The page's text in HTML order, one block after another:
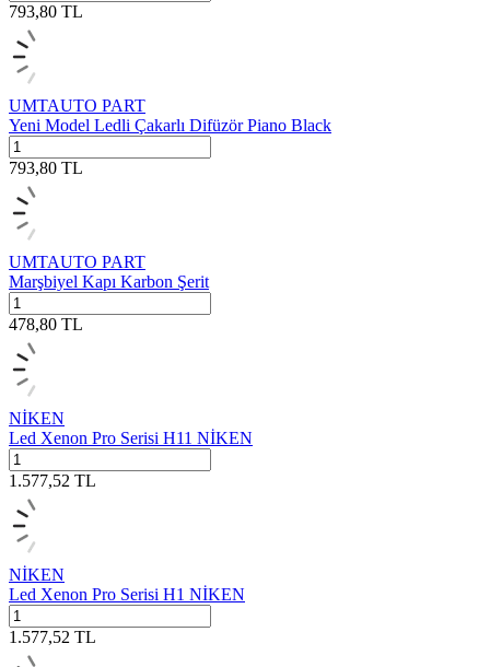
793,80 TL
UMTAUTO PART
Yeni Model Ledli Çakarlı Difüzör Piano Black
793,80 TL
UMTAUTO PART
Marşbiyel Kapı Karbon Şerit
478,80 TL
NİKEN
Led Xenon Pro Serisi H11 NİKEN
1.577,52 TL
NİKEN
Led Xenon Pro Serisi H1 NİKEN
1.577,52 TL